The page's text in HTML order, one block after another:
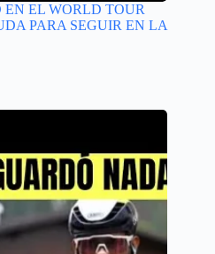
EL WORLD TOUR
PARA SEGUIR EN LA